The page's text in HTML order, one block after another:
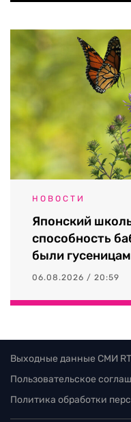
НОВОСТИ
Японский
способность
были
06.08.2026 / 20:59
Выходные данные СМИ
Пользовательское
Политика обработки